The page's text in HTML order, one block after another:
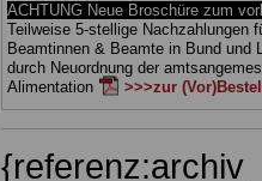
ACHTUNG Neue Broschüre zum
Teilweise 5-stellige Nachzahlungen
Beamtinnen & Beamte in Bund und
durch Neuordnung der
Alimentation
>>>zur